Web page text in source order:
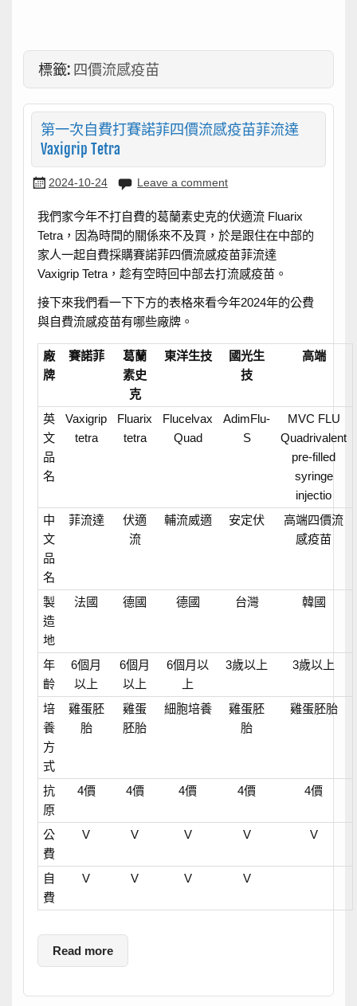
標籤: 四價流感疫苗
第一次自費打賽諾菲四價流感疫苗菲流達
Vaxigrip Tetra
2024-10-24 Leave a comment
我們家今年不打自費的葛蘭素史克的伏適流 Fluarix
Tetra，因為時間的關係來不及買，於是跟住在中部的
家人一起自費採購賽諾菲四價流感疫苗菲流達
Vaxigrip Tetra，趁有空時回中部去打流感疫苗。
接下來我們看一下下方的表格來看今年2024年的公費
與自費流感疫苗有哪些廠牌。
廠
牌
賽諾菲
葛蘭
素史
克
東洋生技
國光生
技
高端
英
文
品
名
Vaxigrip
tetra
Fluarix
tetra
Flucelvax
Quad
AdimFlu-
S
MVC FLU
Quadrivalent
pre-filled
syringe
injectio
中
文
品
名
菲流達
伏適
流
輔流威適 安定伏
高端四價流
感疫苗
製
造
地
法國 德國 德國 台灣 韓國
年
齡
6個月
以上
6個月
以上
6個月以
上
3歲以上 3歲以上
培
養
方
式
雞蛋胚
胎
雞蛋
胚胎
細胞培養
雞蛋胚
胎
雞蛋胚胎
抗
原
4價 4價 4價 4價 4價
公
費
V V V V V
自
費
V V V V
Read more